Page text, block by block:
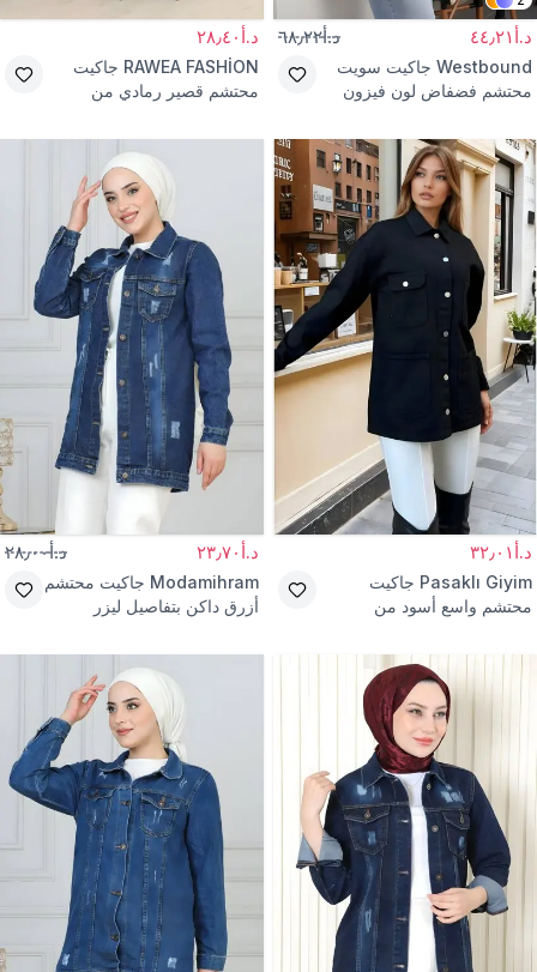
د.أ٤٤٫٢١ د.أ٦٨٫٢٢
Westbound جاكيت سويت
محتشم فضفاض لون فيزون
د.أ٢٨٫٤٠
RAWEA FASHİON جاكيت
محتشم قصير رمادي من
د.أ٣٢٫٠١
Pasaklı Giyim جاكيت
محتشم واسع أسود من
د.أ٢٣٫٧٠ د.أ٢٨٫٠٠
Modamihram جاكيت محتشم
أزرق داكن بتفاصيل ليزر